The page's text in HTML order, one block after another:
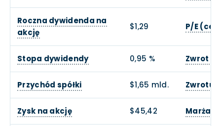
Roczna dywidenda na
akcję
$1,29 P/E
Stopa dywidendy 0,95 % Zwrot z
Przychód spółki $1,65 mld. Zwrotu
Zysk na akcję $45,42 Marża